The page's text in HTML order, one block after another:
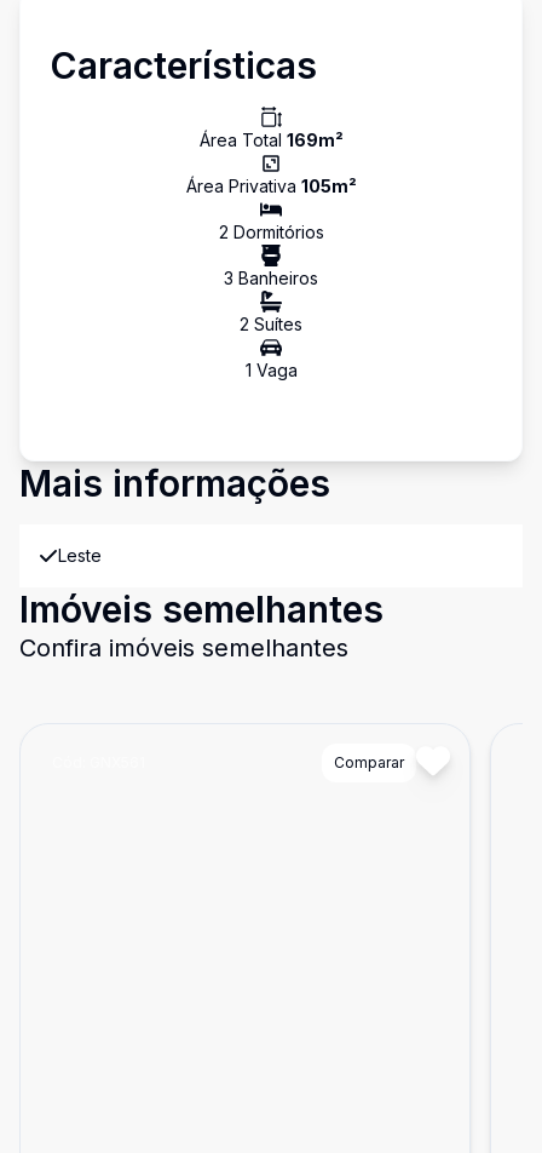
Características
Área Total 169m²
Área Privativa 105m²
2 Dormitórios
3 Banheiros
2 Suítes
1 Vaga
Mais informações
Leste
Imóveis semelhantes
Confira imóveis semelhantes
Comparar